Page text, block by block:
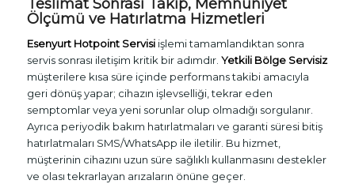
Teslimat Sonrası Takip, Memnuniyet
Ölçümü ve Hatırlatma Hizmetleri
Esenyurt Hotpoint Servisiişlemi tamamlandıktan sonra
servis sonrası iletişim kritik bir adımdır. Yetkili Bölge Servisiz
müşterilere kısa süre içinde performans takibi amacıyla
geri dönüş yapar; cihazın işlevselliği, tekrar eden
semptomlar veya yeni sorunlar olup olmadığı sorgulanır.
Ayrıca periyodik bakım hatırlatmaları ve garanti süresi bitiş
hatırlatmaları SMS/WhatsApp ile iletilir. Bu hizmet,
müşterinin cihazını uzun süre sağlıklı kullanmasını destekler
ve olası tekrarlayan arızaların önüne geçer.